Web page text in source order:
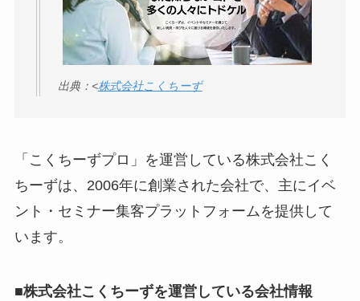
ミ・評判は実際ど
う？
ロモート株式会社の
【怪しい？】TikTok
Liteの口コミ・評判
実際どう？
ョンは怪しい？口コ
出典：<株式会社こくちーず
「こくちーずプロ」を運営している株式会社こく
ちーずは、2006年に創業された会社で、主にイベ
ント・セミナー集客プラットフォームを提供して
います。
■株式会社こくちーずを運営している会社情報